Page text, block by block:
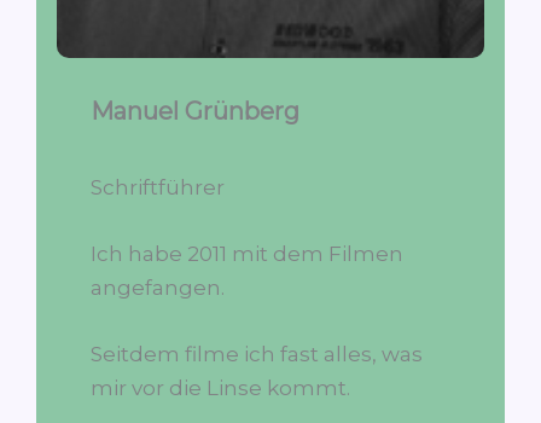
Manuel Grünberg
Schriftführer
Ich habe 2011 mit dem Filmen
angefangen.
Seitdem filme ich fast alles, was
mir vor die Linse kommt.